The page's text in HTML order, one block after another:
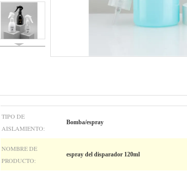
TIPO DE
AISLAMIENTO:
Bomba/espray
NOMBRE DE
PRODUCTO:
espray del disparador 120ml